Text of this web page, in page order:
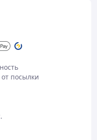
обратной
отвода избыточного
встроенный
срок службы
выбираются
для различных
посылки